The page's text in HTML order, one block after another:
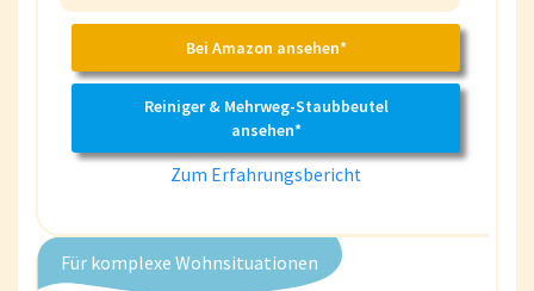
Bei Amazon ansehen*
Reiniger & Mehrweg-Staubbeutel
ansehen*
Zum Erfahrungsbericht
Für komplexe Wohnsituationen